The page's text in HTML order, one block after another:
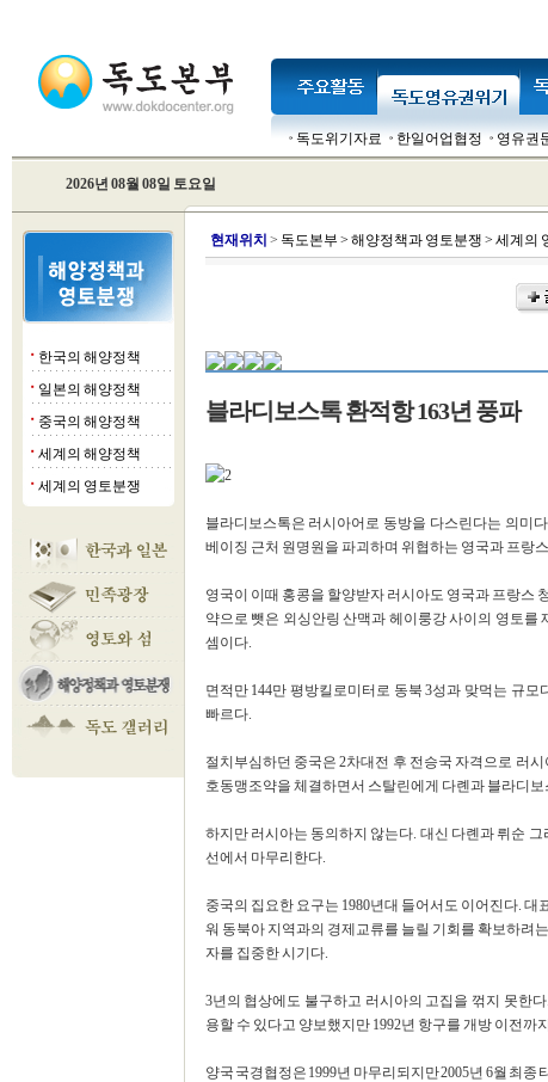
독도위기자료 한일어업협정 영유권
2026년 08월 08일 토요일
■ 한국의 해양정책
■ 일본의 해양정책
■ 중국의 해양정책
■ 세계의 해양정책
■ 세계의 영토분쟁
현재위치 > 독도본부 > 해양정책과 영토분쟁 > 세계의
블라디보스톡 환적항 163년 풍파
블라디보스톡은 러시아어로 동방을 다스린다는 의미
베이징 근처 원명원을 파괴하며 위협하는 영국과 프랑
영국이 이때 홍콩을 할양받자 러시아도 영국과 프랑스
약으로 뺏은 외싱안링 산맥과 헤이룽강 사이의 영토
셈이다.
면적만 144만 평방킬로미터로 동북 3성과 맞먹는 규
빠르다.
절치부심하던 중국은 2차대전 후 전승국 자격으로 러
호동맹조약을 체결하면서 스탈린에게 다롄과 블라디
하지만 러시아는 동의하지 않는다. 대신 다롄과 뤼순
선에서 마무리한다.
중국의 집요한 요구는 1980년대 들어서도 이어진다.
워 동북아 지역과의 경제교류를 늘릴 기회를 확보하려
자를 집중한 시기다.
3년의 협상에도 불구하고 러시아의 고집을 꺾지 못한
용할 수 있다고 양보했지만 1992년 항구를 개방 이전까
양국 국경협정은 1999년 마무리되지만 2005년 6월 최